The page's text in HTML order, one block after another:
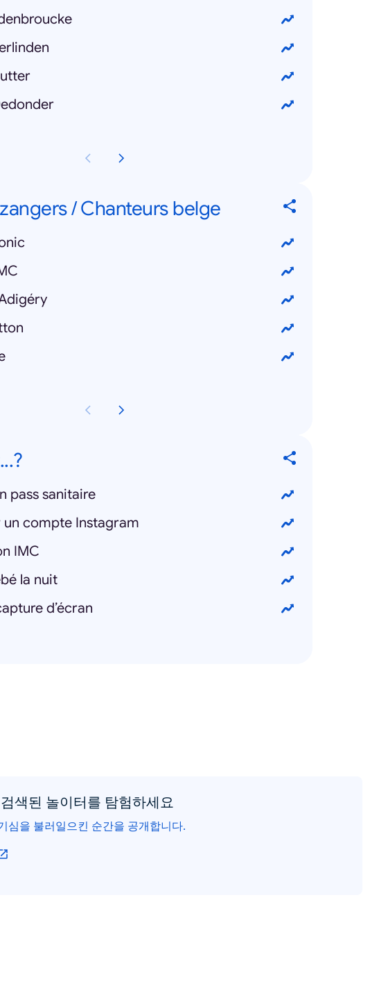
/ Chanteurs belge
pass sanitaire
compte Instagram
IMC
la nuit
d’écran
색된 놀이터를 탐험하세요
심을 불러일으킨 순간을 공개합니다.